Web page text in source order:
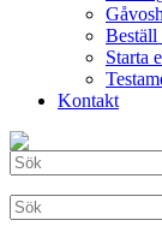
Beställ
Starta
Kontakt